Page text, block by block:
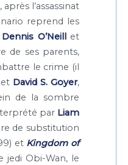
l’assassinat
reprend les
Dennis O’Neill
et
de ses parents,
le crime (il
David S. Goyer,
de la sombre
par Liam
de substitution
et Kingdom of
jedi Obi-Wan, le